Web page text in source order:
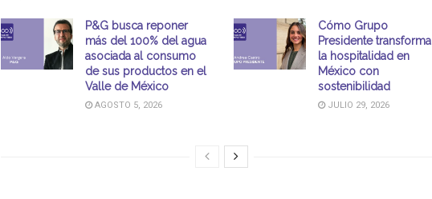
P&G busca reponer
más del 100% del agua
asociada al consumo
de sus productos en el
Valle de México
AGOSTO 5, 2026
Cómo Grupo
Presidente transforma
la hospitalidad en
México con
sostenibilidad
JULIO 29, 2026